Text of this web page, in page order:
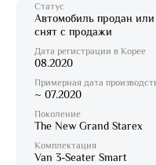
Статус
Автомобиль продан или
снят с продажи
Дата регистрации в Корее
08.2020
Примерная дата
~ 07.2020
Поколение
The New Grand Starex
Комплектация
Van 3-Seater Smart